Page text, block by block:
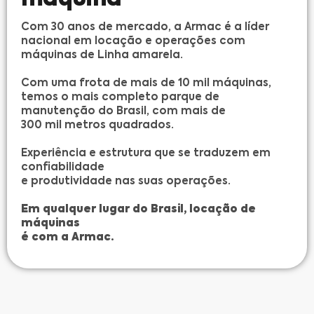
Com 30 anos de mercado, a Armac é a líder
nacional em locação e operações com
máquinas de Linha amarela.
Com uma frota de mais de 10 mil máquinas,
temos o mais completo parque de
manutenção do Brasil, com mais de
300 mil metros quadrados.
Experiência e estrutura que se traduzem em
confiabilidade
e produtividade nas suas operações.
Em qualquer lugar do Brasil, locação de
máquinas
é com a Armac.